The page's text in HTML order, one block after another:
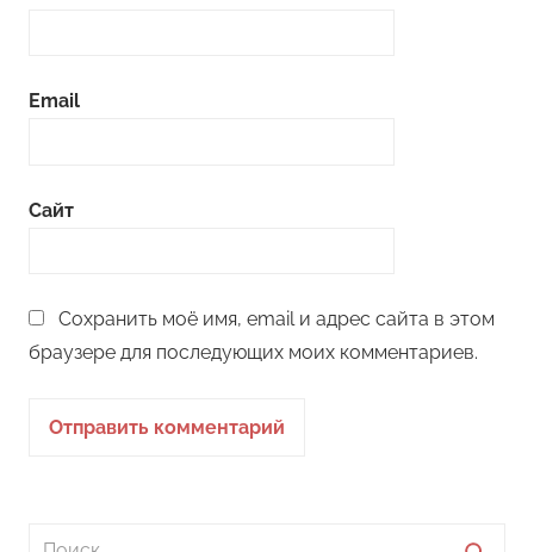
Email
Сайт
Сохранить моё имя, email и адрес сайта в этом
браузере для последующих моих комментариев.
Поиск